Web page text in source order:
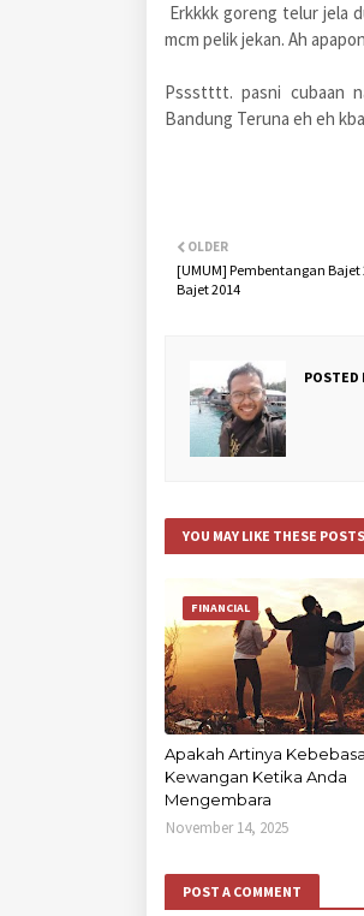
Erkkkk goreng telur jela
mcm pelik jekan. Ah
Pssstttt. pasni cubaan
Bandung Teruna eh eh
OLDER
[UMUM] Pembentangan Bajet
Bajet 2014
POSTED
YOU MAY LIKE THESE POSTS
FINANCIAL
Apakah Artinya
Kewangan Ketika Anda
Mengembara
November 14, 2025
POST A COMMENT